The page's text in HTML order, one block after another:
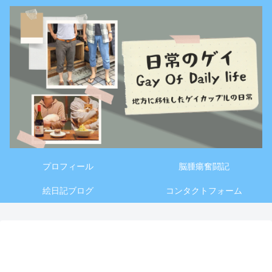
プロフィール 脳腫瘍奮闘記
絵日記ブログ コンタクトフォーム